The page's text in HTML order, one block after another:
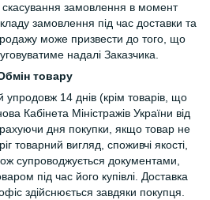
скасування замовлення в момент
замовлення під час доставки та
може призвести до того, що
надалі Заказчика.
товару
14 днів (крім товарів, що
Кабінета Міністражів України від
дня покупки, якщо товар не
товарний вигляд, споживчі якості,
супроводжується документами,
під час його купівлі. Доставка
здійснюється завдяки покупця.